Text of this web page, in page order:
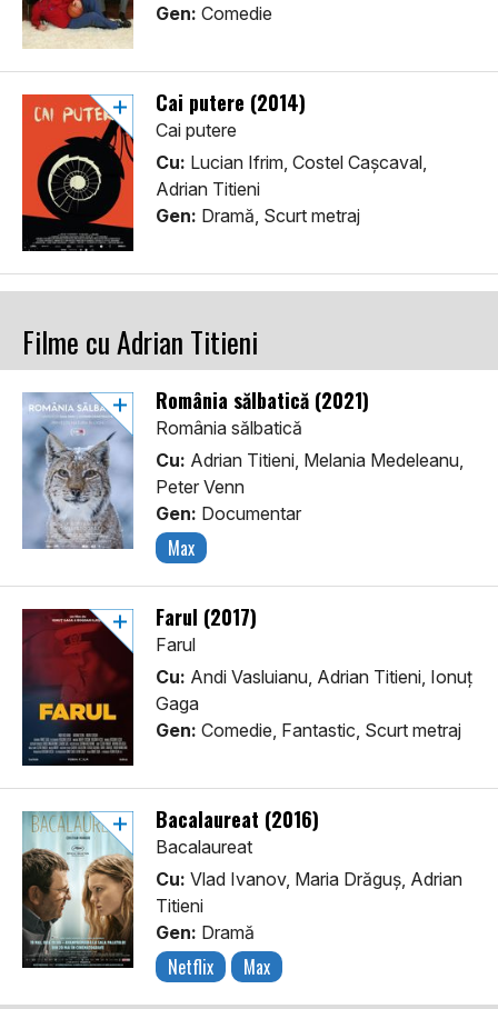
Gen: Comedie
Cai putere (2014)
Cai putere
Cu: Lucian Ifrim, Costel Cașcaval,
Adrian Titieni
Gen: Dramă, Scurt metraj
Filme cu Adrian Titieni
România sălbatică (2021)
România sălbatică
Cu: Adrian Titieni, Melania Medeleanu,
Peter Venn
Gen: Documentar
Max
Farul (2017)
Farul
Cu: Andi Vasluianu, Adrian Titieni, Ionuț
Gaga
Gen: Comedie, Fantastic, Scurt metraj
Bacalaureat (2016)
Bacalaureat
Cu: Vlad Ivanov, Maria Drăguș, Adrian
Titieni
Gen: Dramă
Netflix Max